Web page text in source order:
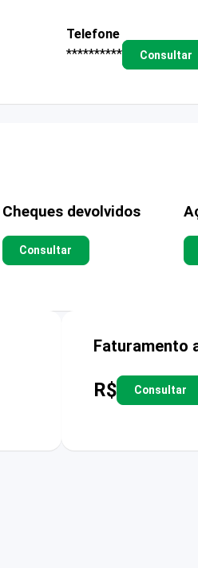
Telefone
**********
Consultar
Cheques devolvidos
Consultar
Faturamento
R$ Consultar